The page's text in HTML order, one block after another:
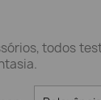
todos